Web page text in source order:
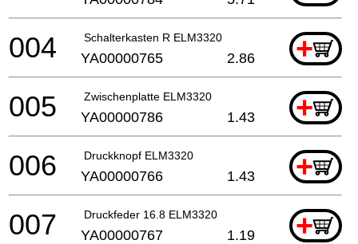
Schalterkasten R ELM3320 +
004 YA00000765 2.86
Zwischenplatte ELM3320 +
005 YA00000786 1.43
Druckknopf ELM3320 +
006 YA00000766 1.43
Druckfeder 16.8 ELM3320 +
007 YA00000767 1.19